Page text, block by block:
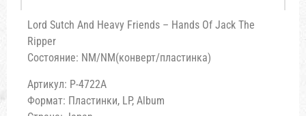
Lord Sutch And Heavy Friends – Hands Of Jack The
Ripper
Состояние: NM/NM(конверт/пластинка)
Артикул: P-4722A
Формат: Пластинки, LP, Album